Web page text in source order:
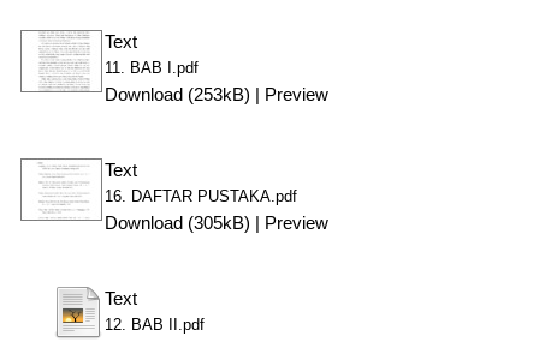
Text
11. BAB I.pdf
Download (253kB) Preview
Text
16. DAFTAR PUSTAKA.pdf
Download (305kB) Preview
Text
12. BAB II.pdf